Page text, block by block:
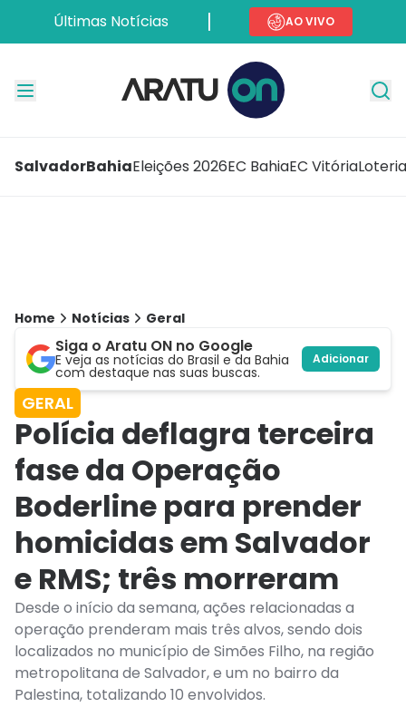
Últimas Notícias AO VIVO
SalvadorBahiaEleições 2026EC BahiaEC Vitória
Home Notícias Geral
Siga o Aratu ON no Google
E veja as notícias do Brasil e da Bahia
com destaque nas suas buscas.
Adicionar
GERAL
Polícia deflagra terceira
fase da Operação
Boderline para prender
homicidas em Salvador
e RMS; três morreram
Desde o início da semana, ações relacionadas a
operação prenderam mais três alvos, sendo dois
localizados no município de Simões Filho, na região
metropolitana de Salvador, e um no bairro da
Palestina, totalizando 10 envolvidos.